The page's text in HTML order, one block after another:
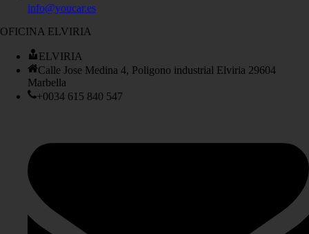
info@youcar.es
OFICINA ELVIRIA
ELVIRIA
Calle Jose Medina 4, Poligono industrial Elviria 29604
Marbella
+0034 615 840 547